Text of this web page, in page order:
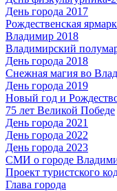
День города 2017
Рождественская
Владимир 2018
Владимирский
День города 2018
Снежная магия во
День города 2019
Новый год и
75 лет Великой Победе
День города 2021
День города 2022
День города 2023
СМИ о городе
Проект туристского
Глава города